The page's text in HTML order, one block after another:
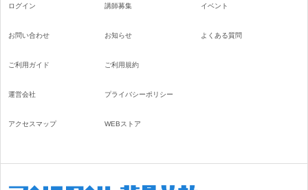
ログイン
お問い合わせ
講師募集
お知らせ
イベント
よくある質問
ご利用ガイド
運営会社
アクセスマップ
ご利用規約
プライバシーポリシー
WEBストア